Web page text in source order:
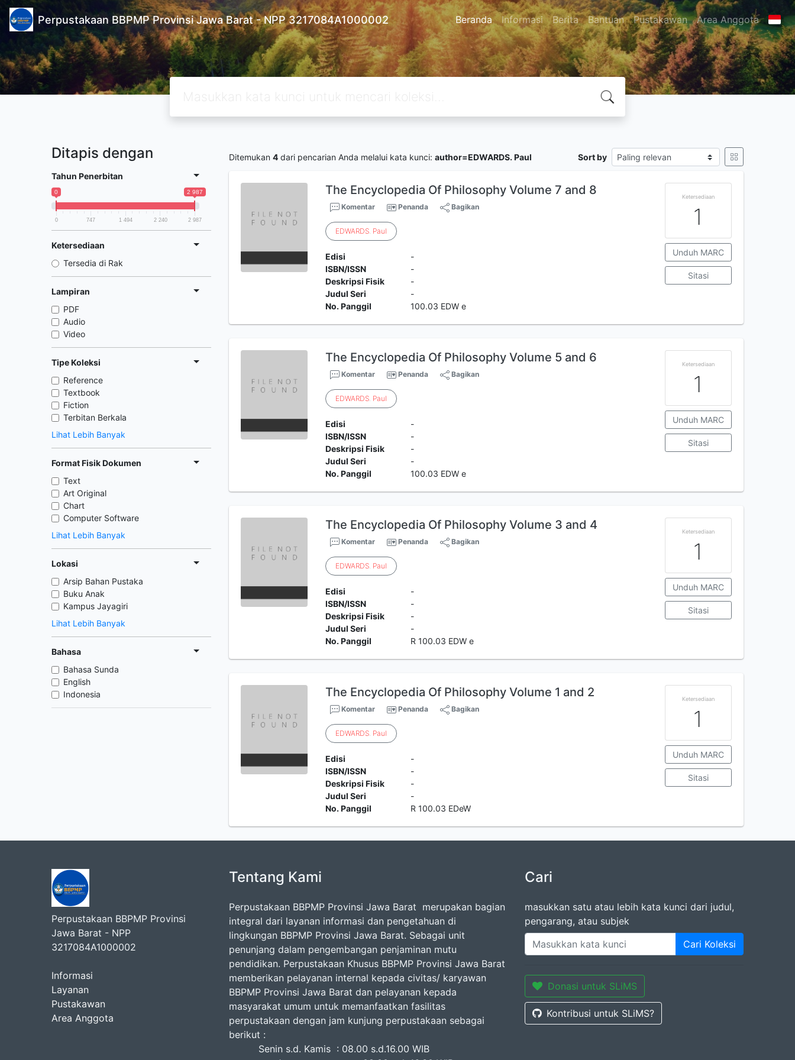
Perpustakaan BBPMP Provinsi Jawa Barat - NPP 3217084A1000002 Beranda Informasi Berita Bantuan Pustakawan Area Anggota
Ditapis dengan
Tahun Penerbitan
0 2 987
0 747 1 494 2 240 2 987
Ketersediaan
Tersedia di Rak
Lampiran
PDF
Audio
Video
Tipe Koleksi
Reference
Textbook
Fiction
Terbitan Berkala
Lihat Lebih Banyak
Format Fisik Dokumen
Text
Art Original
Chart
Computer Software
Lihat Lebih Banyak
Lokasi
Arsip Bahan Pustaka
Buku Anak
Kampus Jayagiri
Lihat Lebih Banyak
Bahasa
Bahasa Sunda
English
Indonesia
Ditemukan 4 dari pencarian Anda melalui kata kunci: author=EDWARDS. Paul Sort by
The Encyclopedia Of Philosophy Volume 7 and 8
Komentar Penanda Bagikan
EDWARDS. Paul
Edisi
-
ISBN/ISSN
-
Deskripsi Fisik
-
Judul Seri
-
No. Panggil
100.03 EDW e
Ketersediaan
1
Unduh MARC
Sitasi
The Encyclopedia Of Philosophy Volume 5 and 6
Komentar Penanda Bagikan
EDWARDS. Paul
Edisi
-
ISBN/ISSN
-
Deskripsi Fisik
-
Judul Seri
-
No. Panggil
100.03 EDW e
Ketersediaan
1
Unduh MARC
Sitasi
The Encyclopedia Of Philosophy Volume 3 and 4
Komentar Penanda Bagikan
EDWARDS. Paul
Edisi
-
ISBN/ISSN
-
Deskripsi Fisik
-
Judul Seri
-
No. Panggil
R 100.03 EDW e
Ketersediaan
1
Unduh MARC
Sitasi
The Encyclopedia Of Philosophy Volume 1 and 2
Komentar Penanda Bagikan
EDWARDS. Paul
Edisi
-
ISBN/ISSN
-
Deskripsi Fisik
-
Judul Seri
-
No. Panggil
R 100.03 EDeW
Ketersediaan
1
Unduh MARC
Sitasi
Perpustakaan BBPMP Provinsi
Jawa Barat - NPP
3217084A1000002
Informasi
Layanan
Pustakawan
Area Anggota
Tentang Kami
Perpustakaan BBPMP Provinsi Jawa Barat merupakan bagian
integral dari layanan informasi dan pengetahuan di
lingkungan BBPMP Provinsi Jawa Barat. Sebagai unit
penunjang dalam pengembangan penjaminan mutu
pendidikan. Perpustakaan Khusus BBPMP Provinsi Jawa Barat
memberikan pelayanan internal kepada civitas/ karyawan
BBPMP Provinsi Jawa Barat dan pelayanan kepada
masyarakat umum untuk memanfaatkan fasilitas
perpustakaan dengan jam kunjung perpustakaan sebagai
berikut :
Senin s.d. Kamis : 08.00 s.d.16.00 WIB
Cari
masukkan satu atau lebih kata kunci dari judul,
pengarang, atau subjek
Cari Koleksi
Donasi untuk SLiMS
Kontribusi untuk SLiMS?